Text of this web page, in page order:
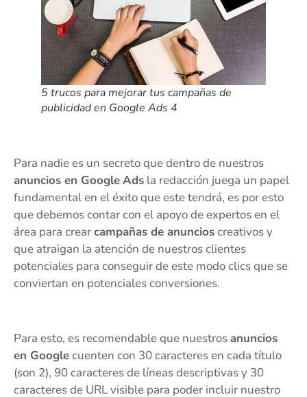
5 trucos para mejorar tus campañas de
publicidad en Google Ads 4
Para nadie es un secreto que dentro de nuestros
anuncios en GoogleAds la redacción juega un papel
fundamental en el éxito que este tendrá, es por esto
que debemos contar con el apoyo de expertos en el
área para crearcampañas de anuncioscreativos y
que atraigan la atención de nuestros clientes
potenciales para conseguir de este modo clics que se
conviertan en potenciales conversiones.
Para esto, es recomendable que nuestrosanuncios
en Googlecuenten con 30 caracteres en cada título
(son 2), 90 caracteres de líneas descriptivas y 30
caracteres de URL visible para poder incluir nuestro